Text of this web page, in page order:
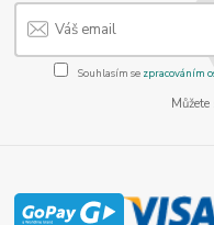
Souhlasím se zpracováním